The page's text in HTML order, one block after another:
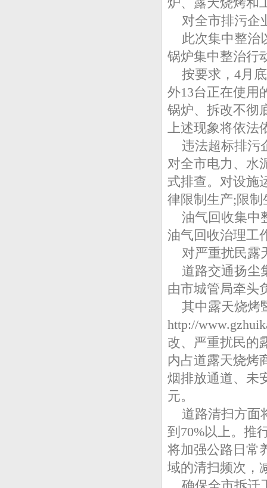
对全市排污企
此次集中整治
锅炉集中整治行
按要求，4月底
外13台正在使用
锅炉、拆改不彻
上述现象将依法
违法超标排污
对全市电力、水
式排查。对设施
律限制生产;限
油气回收集中
油气回收治理工
对严重扰民露
道路交通扬尘
由市城管局牵头
其中露天烧烤
http://
改、严重扰民的
内占道露天烧烤
烟排放通道、未
元。
道路清扫方面
到70%以上。推
将加强公路日常
域的清扫频次，